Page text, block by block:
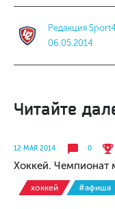
Редакция
06.05.2014
Читайте
12 МАЯ 2014 0
Хоккей.
хоккей #афиша